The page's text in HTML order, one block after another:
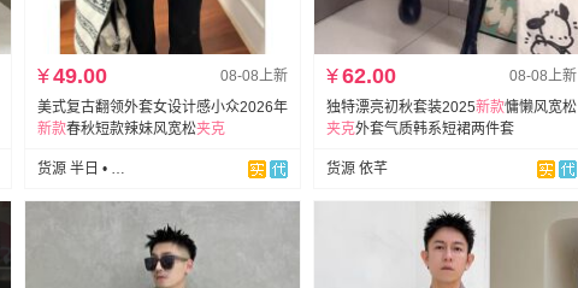
08-08上新
¥49.00
美式复古翻领外套女设计感小众2026年
新款春秋短款辣妹风宽松夹克
货源 半日 • Dayli
08-08上新
¥62.00
独特漂亮初秋套装2025新款慵懒风宽松
夹克外套气质韩系短裙两件套
货源 依芊